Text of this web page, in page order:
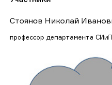
Стоянов Николай
профессор департамента СИиП